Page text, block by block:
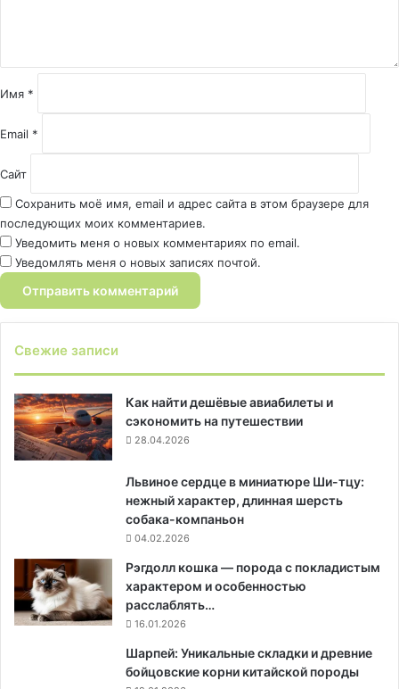
и
й
Имя *
Email *
Сайт
Сохранить моё имя, email и адрес сайта в этом браузере для
последующих моих комментариев.
Уведомить меня о новых комментариях по email.
Уведомлять меня о новых записях почтой.
Свежие записи
Как найти дешёвые авиабилеты и
сэкономить на путешествии
28.04.2026
Львиное сердце в миниатюре Ши-тцу:
нежный характер, длинная шерсть
собака-компаньон
04.02.2026
Рэгдолл кошка — порода с покладистым
характером и особенностью
расслаблять…
16.01.2026
Шарпей: Уникальные складки и древние
бойцовские корни китайской породы